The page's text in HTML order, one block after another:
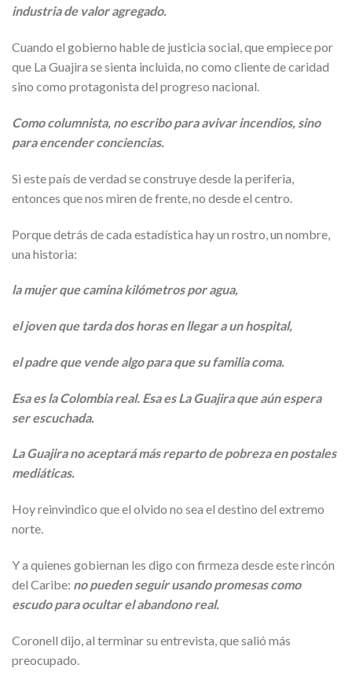
industria de valor agregado.
Cuando el gobierno hable de justicia social, que empiece por
que La Guajira se sienta incluida, no como cliente de caridad
sino como protagonista del progreso nacional.
Como columnista, no escribo para avivar incendios, sino
para encender conciencias.
Si este país de verdad se construye desde la periferia,
entonces que nos miren de frente, no desde el centro.
Porque detrás de cada estadística hay un rostro, un nombre,
una historia:
la mujer que camina kilómetros por agua,
el joven que tarda dos horas en llegar a un hospital,
el padre que vende algo para que su familia coma.
Esa es la Colombia real. Esa es La Guajira que aún espera
ser escuchada.
La Guajira no aceptará más reparto de pobreza en postales
mediáticas.
Hoy reinvindico que el olvido no sea el destino del extremo
norte.
Y a quienes gobiernan les digo con firmeza desde este rincón
del Caribe: no pueden seguir usando promesas como
escudo para ocultar el abandono real.
Coronell dijo, al terminar su entrevista, que salió más
preocupado.